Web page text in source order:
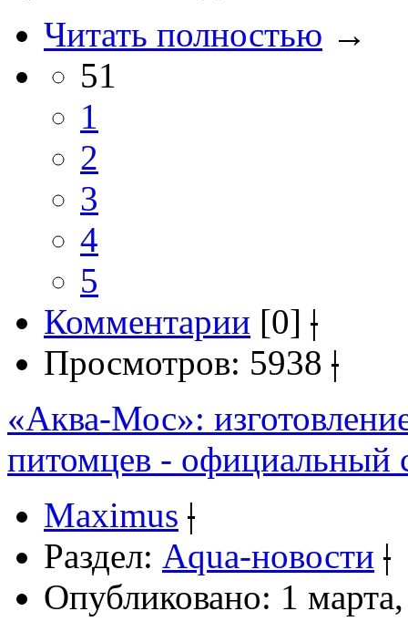
Читать полностью →
51
1
2
3
4
5
Комментарии [0] |
Просмотров: 5938 |
«Аква-Мос»:
питомцев - официальный
Maximus |
Раздел: Aqua-новости |
Опубликовано: 1